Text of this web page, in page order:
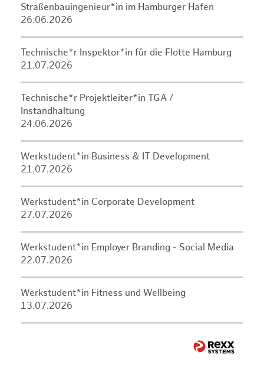
Straßenbauingenieur*in im Hamburger Hafen
26.06.2026
Technische*r Inspektor*in für die Flotte Hamburg
21.07.2026
Technische*r Projektleiter*in TGA /
Instandhaltung
24.06.2026
Werkstudent*in Business & IT Development
21.07.2026
Werkstudent*in Corporate Development
27.07.2026
Werkstudent*in Employer Branding - Social Media
22.07.2026
Werkstudent*in Fitness und Wellbeing
13.07.2026